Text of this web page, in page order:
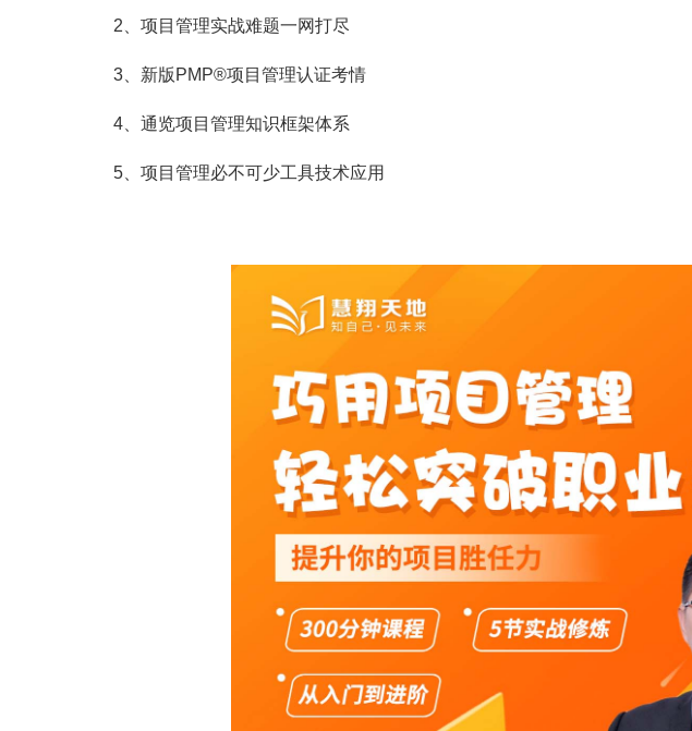
2、项目管理实战难题一网打尽
3、新版PMP®项目管理认证考情
4、通览项目管理知识框架体系
5、项目管理必不可少工具技术应用